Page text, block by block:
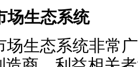
场生态系统
场生态系统非常